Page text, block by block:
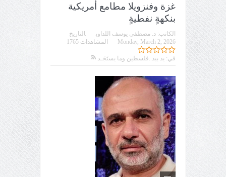
غزة وفنزويلا مطامع أمريكية
بنكهةٍ نفطيةٍ
الكاتب: د. مصطفى يوسف اللداوي
التاريخ
Monday, March 2, 2026
في: يد بيد..فلسطين وما يستَجَـد
المشاهدات 1765